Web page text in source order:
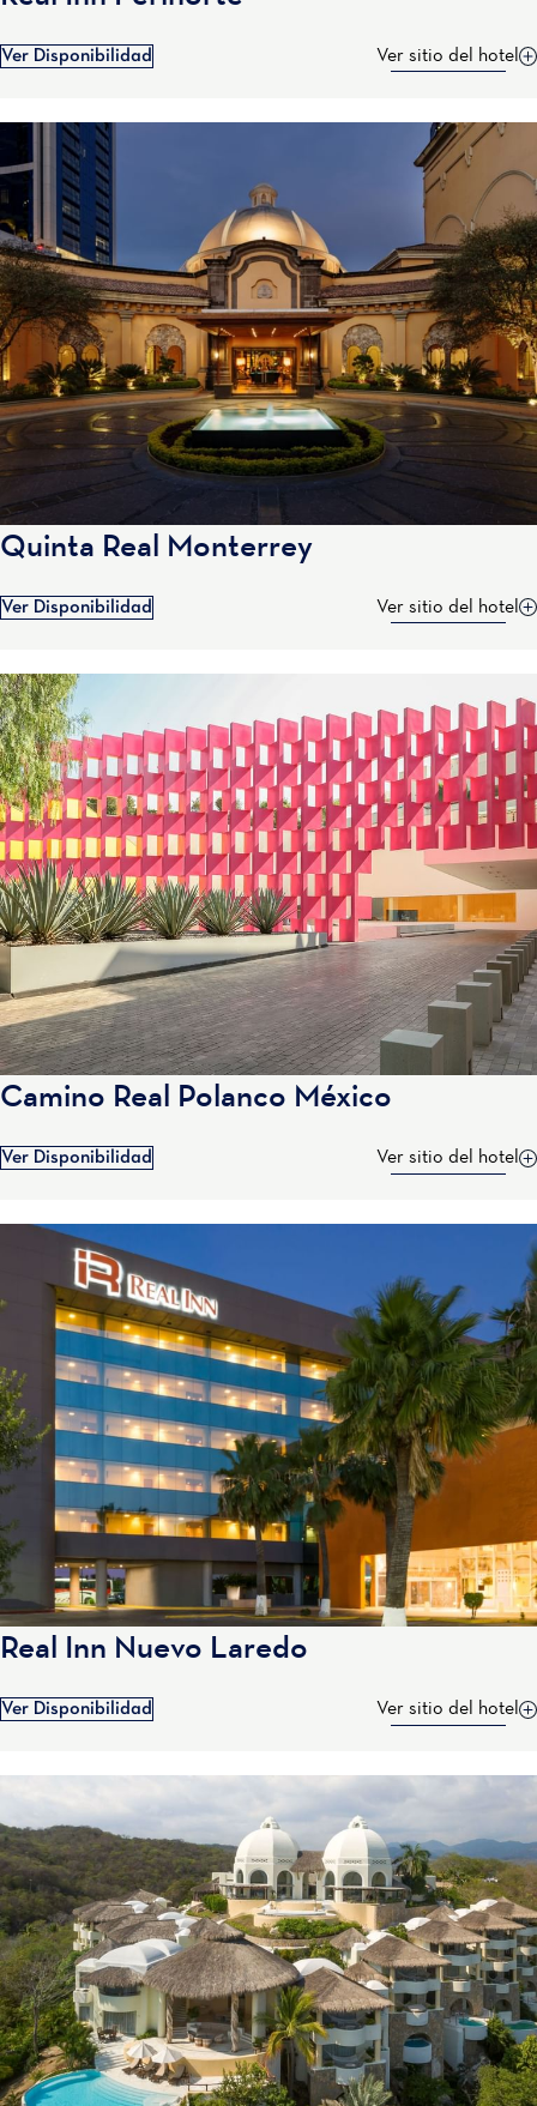
Ver Disponibilidad Ver sitio del hotel
Quinta Real Monterrey
Ver Disponibilidad Ver sitio del hotel
Camino Real Polanco México
Ver Disponibilidad Ver sitio del hotel
Real Inn Nuevo Laredo
Ver Disponibilidad Ver sitio del hotel